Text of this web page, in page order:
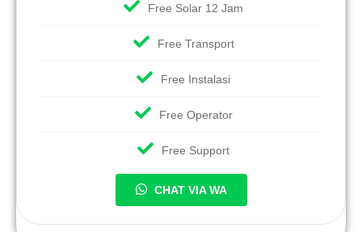
Free Solar 12 Jam
Free Transport
Free Instalasi
Free Operator
Free Support
CHAT VIA WA